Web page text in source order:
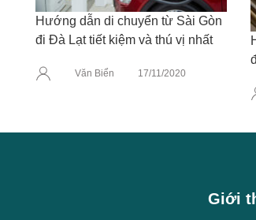
Hướng dẫn di chuyển từ Sài Gòn
đi Đà Lạt tiết kiệm và thú vị nhất
Văn Biển 17/11/2020
Giới